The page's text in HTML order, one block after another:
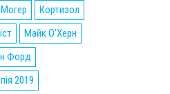
Кортизол
Майк О'Херн
Форд
2019